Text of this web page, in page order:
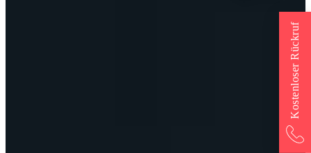
Kostenloser Rückruf